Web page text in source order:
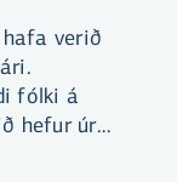
verið
fólki á
hefur úr